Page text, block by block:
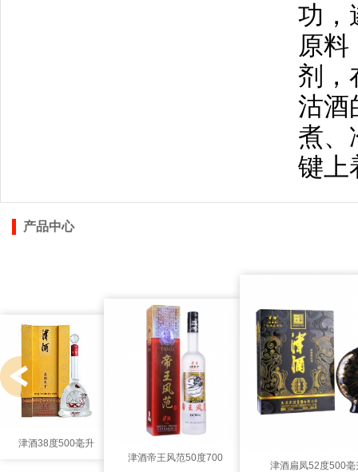
功，
原
剂，
沽酒
煮、
键
产品中心
津酒38度500毫升
津酒帝王风范50度700
津酒扁凤52度500毫